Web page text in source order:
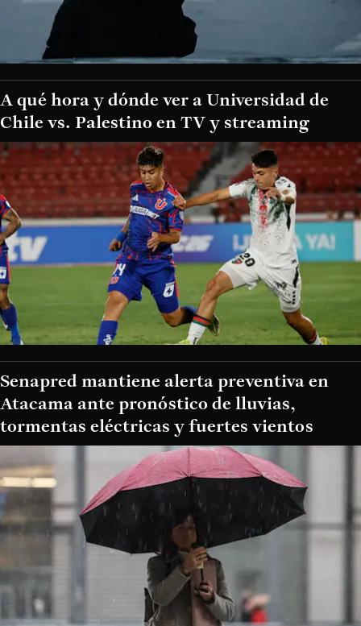
A qué hora y dónde ver a Universidad de
Chile vs. Palestino en TV y streaming
Senapred mantiene alerta preventiva en
Atacama ante pronóstico de lluvias,
tormentas eléctricas y fuertes vientos